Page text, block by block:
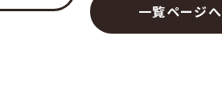
一覧ページへ